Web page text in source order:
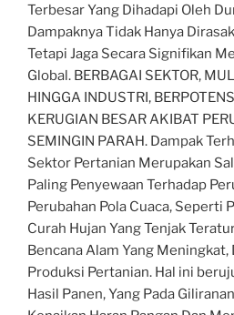
Terbesar Yang Dihadapi Oleh
Dampaknya Tidak Hanya
Tetapi Jaga Secara Signifikan
Global. BERBAGAI SEKTOR,
HINGGA INDUSTRI,
KERUGIAN BESAR AKIBAT
SEMINGIN PARAH. Dampak
Sektor Pertanian Merupakan
Paling Penyewaan Terhadap
Perubahan Pola Cuaca, Seperti
Curah Hujan Yang Tenjak
Bencana Alam Yang
Produksi Pertanian. Hal ini
Hasil Panen, Yang Pada